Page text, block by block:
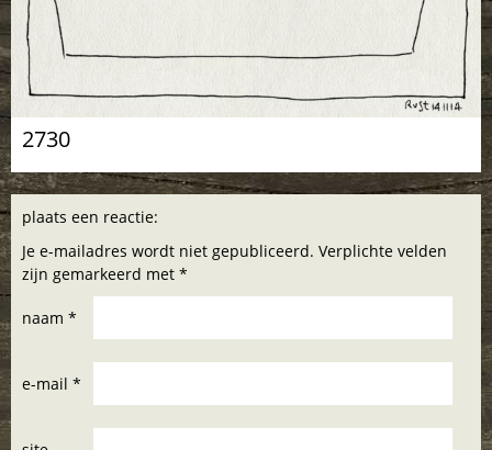
2730
plaats een reactie:
Je e-mailadres wordt niet gepubliceerd. Verplichte velden
zijn gemarkeerd met *
naam *
e-mail *